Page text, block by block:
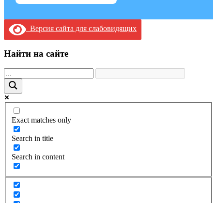
Версия сайта для слабовидящих
Найти на сайте
Exact matches only
Search in title
Search in content